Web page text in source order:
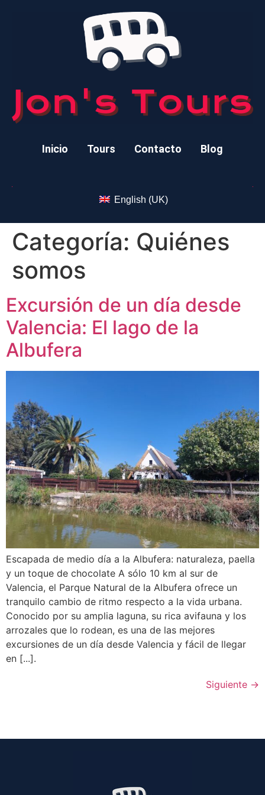
Inicio Tours Contacto Blog
English (UK)
Categoría: Quiénes
somos
Excursión de un día desde
Valencia: El lago de la
Albufera
Escapada de medio día a la Albufera: naturaleza, paella
y un toque de chocolate A sólo 10 km al sur de
Valencia, el Parque Natural de la Albufera ofrece un
tranquilo cambio de ritmo respecto a la vida urbana.
Conocido por su amplia laguna, su rica avifauna y los
arrozales que lo rodean, es una de las mejores
excursiones de un día desde Valencia y fácil de llegar
en [...].
Siguiente →